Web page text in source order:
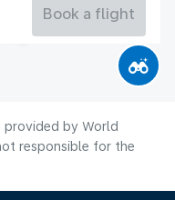
Book a flight
by World
responsible for the